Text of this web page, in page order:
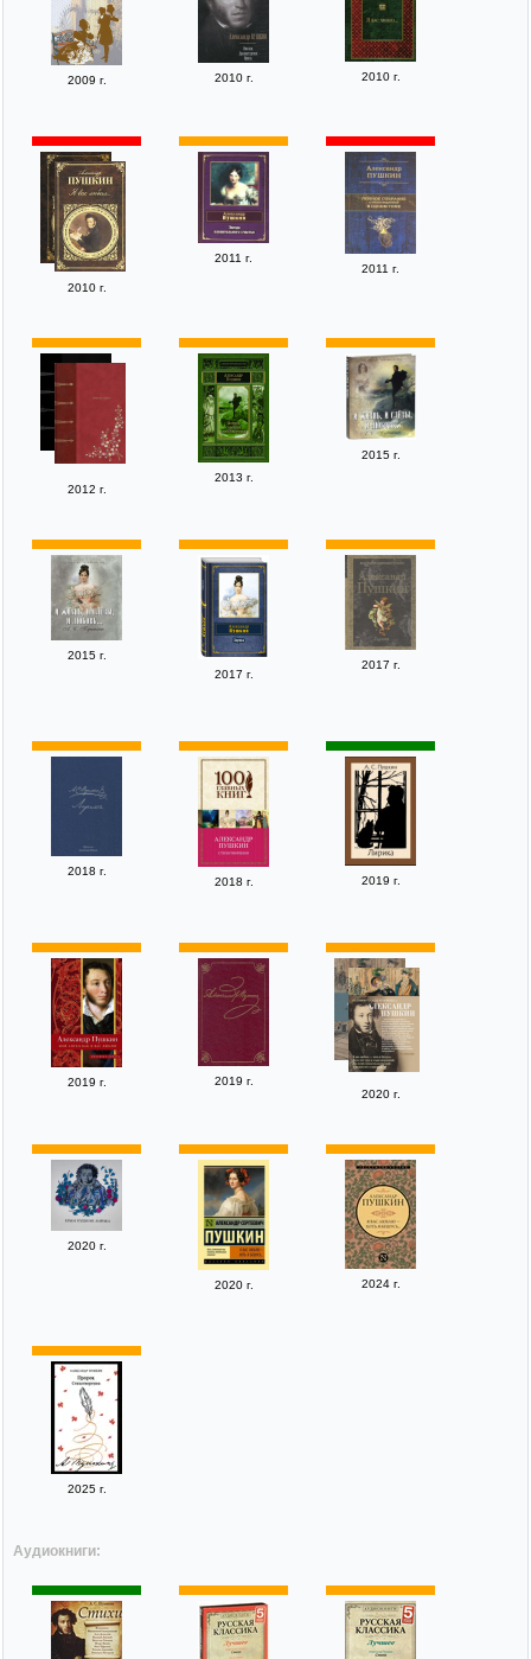
2009 г. 2010 г. 2010 г.
2010 г.
2011 г.
2011 г.
2012 г.
2013 г.
2015 г.
2015 г.
2017 г.
2017 г.
2018 г.
2018 г.
2019 г.
2019 г.
2019 г.
2020 г.
2020 г.
2020 г. 2024 г.
2025 г.
Аудиокниги: